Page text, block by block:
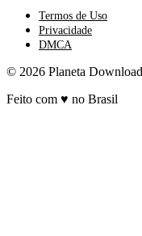
Termos de Uso
Privacidade
DMCA
© 2026 Planeta
Feito com ♥ no Brasil